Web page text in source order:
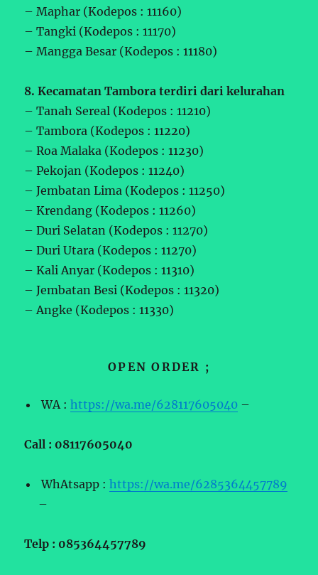
– Maphar (Kodepos : 11160)
– Tangki (Kodepos : 11170)
– Mangga Besar (Kodepos : 11180)
8. Kecamatan Tambora terdiri dari kelurahan
– Tanah Sereal (Kodepos : 11210)
– Tambora (Kodepos : 11220)
– Roa Malaka (Kodepos : 11230)
– Pekojan (Kodepos : 11240)
– Jembatan Lima (Kodepos : 11250)
– Krendang (Kodepos : 11260)
– Duri Selatan (Kodepos : 11270)
– Duri Utara (Kodepos : 11270)
– Kali Anyar (Kodepos : 11310)
– Jembatan Besi (Kodepos : 11320)
– Angke (Kodepos : 11330)
OPEN ORDER ;
WA :https://wa.me/628117605040 –
Call : 08117605040
WhAtsapp :https://wa.me/6285364457789
–
Telp : 085364457789